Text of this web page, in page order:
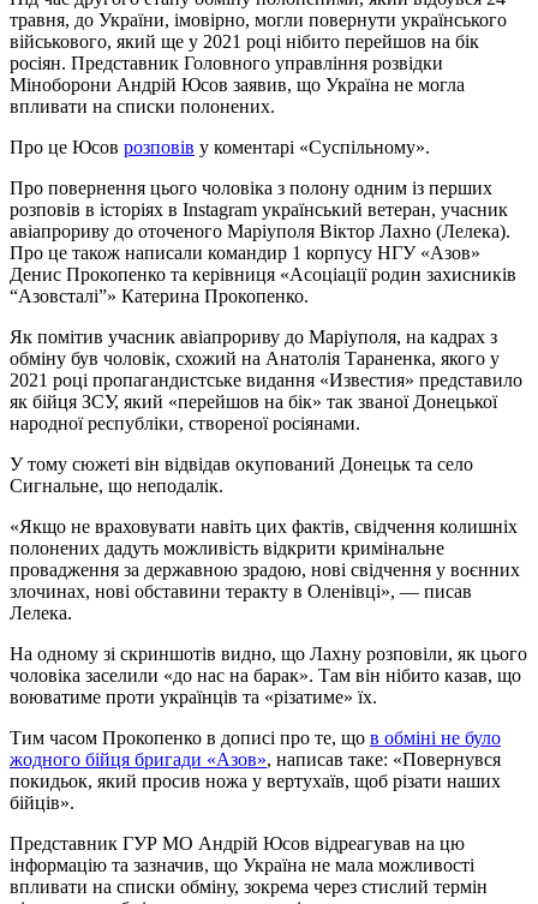
травня, до України, імовірно, могли повернути українського
військового, який ще у 2021 році нібито перейшов на бік
росіян. Представник Головного управління розвідки
Міноборони Андрій Юсов заявив, що Україна не могла
впливати на списки полонених.
Про це Юсов розповів у коментарі «Суспільному».
Про повернення цього чоловіка з полону одним із перших
розповів в історіях в Instagram український ветеран, учасник
авіапрориву до оточеного Маріуполя Віктор Лахно (Лелека).
Про це також написали командир 1 корпусу НГУ «Азов»
Денис Прокопенко та керівниця «Асоціації родин захисників
“Азовсталі”» Катерина Прокопенко.
Як помітив учасник авіапрориву до Маріуполя, на кадрах з
обміну був чоловік, схожий на Анатолія Тараненка, якого у
2021 році пропагандистське видання «Известия» представило
як бійця ЗСУ, який «перейшов на бік» так званої Донецької
народної республіки, створеної росіянами.
У тому сюжеті він відвідав окупований Донецьк та село
Сигнальне, що неподалік.
«Якщо не враховувати навіть цих фактів, свідчення колишніх
полонених дадуть можливість відкрити кримінальне
провадження за державною зрадою, нові свідчення у воєнних
злочинах, нові обставини теракту в Оленівці», — писав
Лелека.
На одному зі скриншотів видно, що Лахну розповіли, як цього
чоловіка заселили «до нас на барак». Там він нібито казав, що
воюватиме проти українців та «різатиме» їх.
Тим часом Прокопенко в дописі про те, що в обміні не було
жодного бійця бригади «Азов», написав таке: «Повернувся
покидьок, який просив ножа у вертухаїв, щоб різати наших
бійців».
Представник ГУР МО Андрій Юсов відреагував на цю
інформацію та зазначив, що Україна не мала можливості
впливати на списки обміну, зокрема через стислий термін